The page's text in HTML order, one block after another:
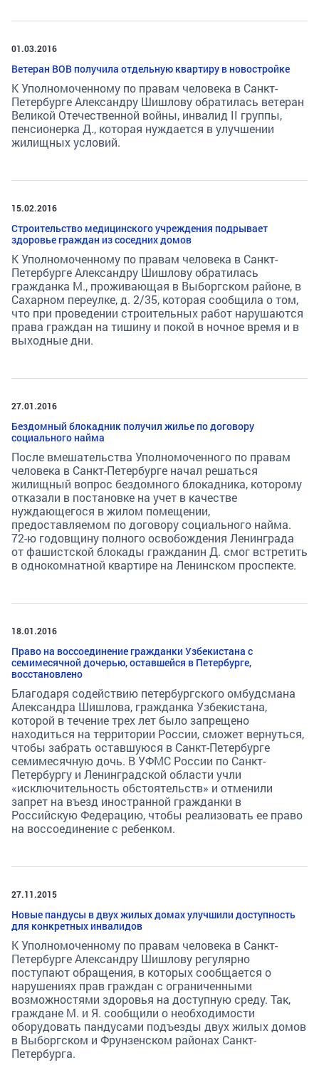
01.03.2016
Ветеран ВОВ получила отдельную квартиру в новостройке
К Уполномоченному по правам человека в Санкт-
Петербурге Александру Шишлову обратилась ветеран
Великой Отечественной войны, инвалид II группы,
пенсионерка Д., которая нуждается в улучшении
жилищных условий.
15.02.2016
Строительство медицинского учреждения подрывает
здоровье граждан из соседних домов
К Уполномоченному по правам человека в Санкт-
Петербурге Александру Шишлову обратилась
гражданка М., проживающая в Выборгском районе, в
Сахарном переулке, д. 2/35, которая сообщила о том,
что при проведении строительных работ нарушаются
права граждан на тишину и покой в ночное время и в
выходные дни.
27.01.2016
Бездомный блокадник получил жилье по договору
социального найма
После вмешательства Уполномоченного по правам
человека в Санкт-Петербурге начал решаться
жилищный вопрос бездомного блокадника, которому
отказали в постановке на учет в качестве
нуждающегося в жилом помещении,
предоставляемом по договору социального найма.
72-ю годовщину полного освобождения Ленинграда
от фашистской блокады гражданин Д. смог встретить
в однокомнатной квартире на Ленинском проспекте.
18.01.2016
Право на воссоединение гражданки Узбекистана с
семимесячной дочерью, оставшейся в Петербурге,
восстановлено
Благодаря содействию петербургского омбудсмана
Александра Шишлова, гражданка Узбекистана,
которой в течение трех лет было запрещено
находиться на территории России, сможет вернуться,
чтобы забрать оставшуюся в Санкт-Петербурге
семимесячную дочь. В УФМС России по Санкт-
Петербургу и Ленинградской области учли
«исключительность обстоятельств» и отменили
запрет на въезд иностранной гражданки в
Российскую Федерацию, чтобы реализовать ее право
на воссоединение с ребенком.
27.11.2015
Новые пандусы в двух жилых домах улучшили доступность
для конкретных инвалидов
К Уполномоченному по правам человека в Санкт-
Петербурге Александру Шишлову регулярно
поступают обращения, в которых сообщается о
нарушениях прав граждан с ограниченными
возможностями здоровья на доступную среду. Так,
граждане М. и Я. сообщили о необходимости
оборудовать пандусами подъезды двух жилых домов
в Выборгском и Фрунзенском районах Санкт-
Петербурга.